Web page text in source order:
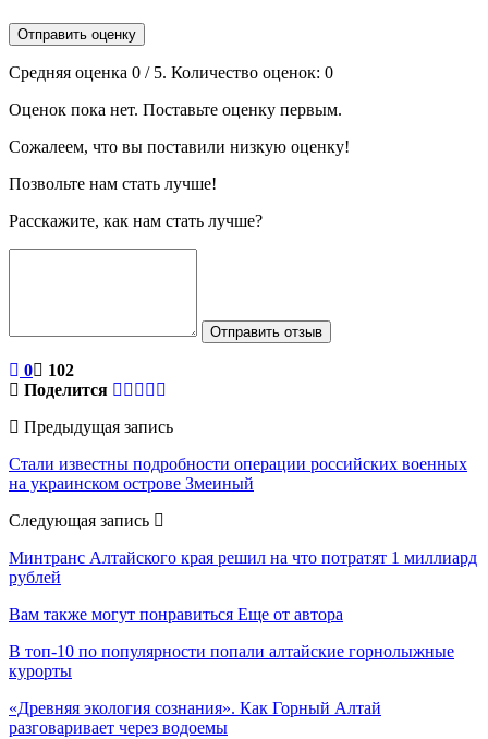
Отправить оценку
Средняя оценка 0 / 5. Количество оценок: 0
Оценок пока нет. Поставьте оценку первым.
Сожалеем, что вы поставили низкую оценку!
Позвольте нам стать лучше!
Расскажите, как нам стать лучше?
Отправить отзыв
0
102
Поделится
Предыдущая запись
Стали известны подробности операции российских военных
на украинском острове Змеиный
Следующая запись
Минтранс Алтайского края решил на что потратят 1 миллиард
рублей
Вам также могут понравиться Еще от автора
В топ-10 по популярности попали алтайские горнолыжные
курорты
«Древняя экология сознания». Как Горный Алтай
разговаривает через водоемы